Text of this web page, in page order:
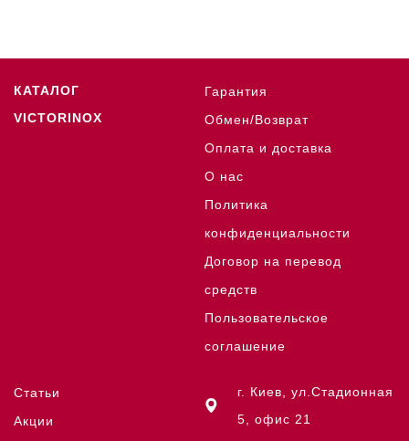
КАТАЛОГ
VICTORINOX
Гарантия
Обмен/Возврат
Оплата и доставка
О нас
Политика
конфиденциальности
Договор на перевод
средств
Пользовательское
соглашение
Статьи
Акции
г. Киев, ул.Стадионная
5, офис 21